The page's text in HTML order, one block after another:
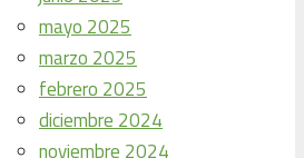
mayo 2025
marzo 2025
febrero 2025
diciembre 2024
noviembre 2024